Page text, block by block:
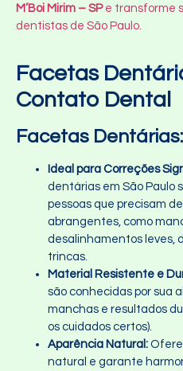
M’Boi Mirim – SP e transforme
dentistas de São Paulo.
Facetas
Contato Dental
Facetas Dentárias:
Ideal para Correções
dentárias em São Paulo
pessoas que precisam
abrangentes, como
desalinhamentos leves,
trincas.
Material Resistente e
são conhecidas por sua
manchas e resultados
os cuidados certos).
Aparência Natural:
natural e garante